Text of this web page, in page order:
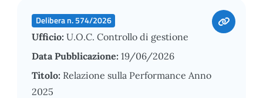
Delibera n. 574/2026
Ufficio: U.O.C. Controllo di gestione
Data Pubblicazione: 19/06/2026
Titolo: Relazione sulla Performance Anno
2025